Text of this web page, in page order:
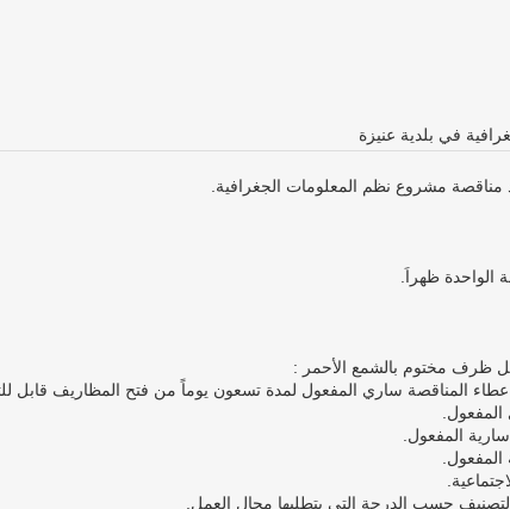
في بلدية عنيزة
مناقصة مشروع نظم المعلومات الجغرافية.
الواحدة ظهراَ.
ظرف مختوم بالشمع الأحمر :